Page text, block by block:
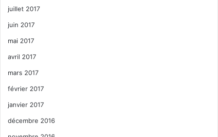
juillet 2017
juin 2017
mai 2017
avril 2017
mars 2017
février 2017
janvier 2017
décembre 2016